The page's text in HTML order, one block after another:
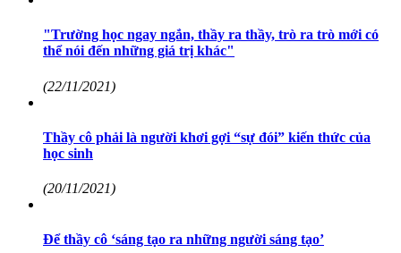
"Trường học ngay ngắn, thầy ra thầy, trò ra trò mới có
thể nói đến những giá trị khác"
(22/11/2021)
Thầy cô phải là người khơi gợi “sự đói” kiến thức của
học sinh
(20/11/2021)
Để thầy cô ‘sáng tạo ra những người sáng tạo’